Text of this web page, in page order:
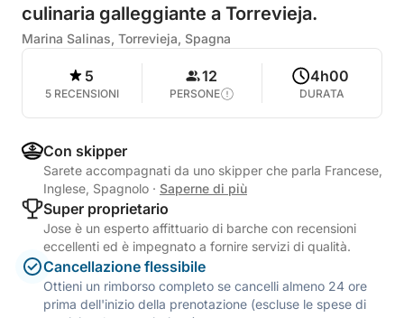
culinaria galleggiante a Torrevieja.
Marina Salinas, Torrevieja, Spagna
5
5 RECENSIONI
12
PERSONE
4h00
DURATA
Con skipper
Sarete accompagnati da uno skipper che parla Francese,
Inglese, Spagnolo · Saperne di più
Super proprietario
Jose è un esperto affittuario di barche con recensioni
eccellenti ed è impegnato a fornire servizi di qualità.
Cancellazione flessibile
Ottieni un rimborso completo se cancelli almeno 24 ore
prima dell'inizio della prenotazione (escluse le spese di